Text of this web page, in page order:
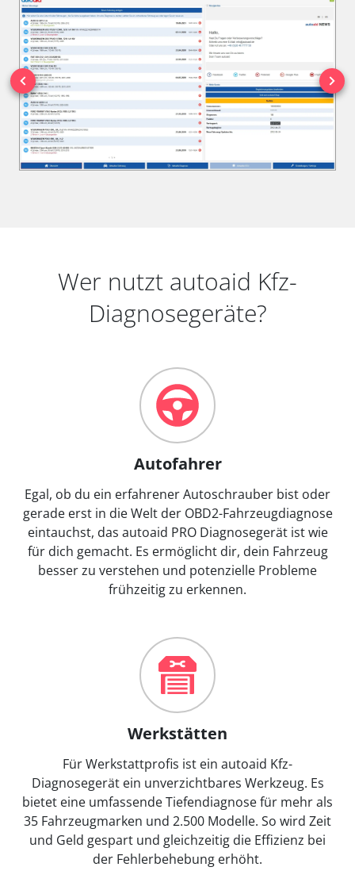
Wer nutzt autoaid Kfz-
Diagnosegeräte?
Autofahrer
Egal, ob du ein erfahrener Autoschrauber bist oder
gerade erst in die Welt der OBD2-Fahrzeugdiagnose
eintauchst, das autoaid PRO Diagnosegerät ist wie
für dich gemacht. Es ermöglicht dir, dein Fahrzeug
besser zu verstehen und potenzielle Probleme
frühzeitig zu erkennen.
Werkstätten
Für Werkstattprofis ist ein autoaid Kfz-
Diagnosegerät ein unverzichtbares Werkzeug. Es
bietet eine umfassende Tiefendiagnose für mehr als
35 Fahrzeugmarken und 2.500 Modelle. So wird Zeit
und Geld gespart und gleichzeitig die Effizienz bei
der Fehlerbehebung erhöht.